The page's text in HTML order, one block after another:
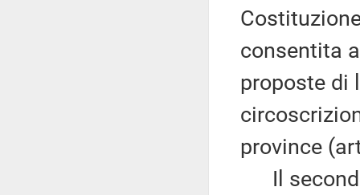
consentita
proposte di
province
Il